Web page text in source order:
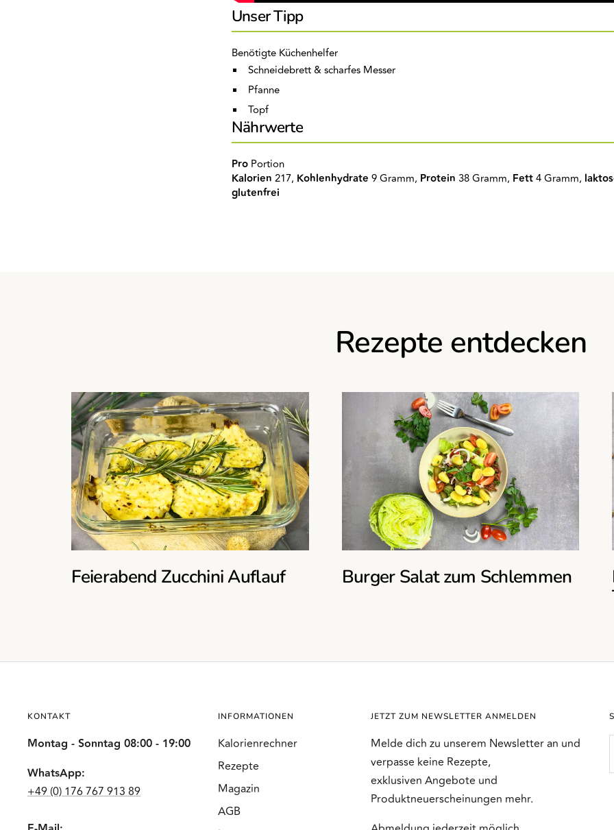
Unser Tipp
Benötigte Küchenhelfer
Schneidebrett & scharfes Messer
Pfanne
Topf
Nährwerte
Pro Portion
Kalorien 217, Kohlenhydrate 9 Gramm, Protein 38 Gramm, Fett4 Gramm,
glutenfrei
Rezepte entdecken
Feierabend Zucchini Auflauf Burger Salat zum Schlemmen
KONTAKT
Montag - Sonntag 08:00 - 19:00
WhatsApp:
+49 (0) 176 767 913 89
INFORMATIONEN
Kalorienrechner
Rezepte
Magazin
AGB
JETZT ZUM NEWSLETTER ANMELDEN
Melde dich zu unserem Newsletter an und
verpasse keine Rezepte,
exklusiven Angebote und
Produktneuerscheinungen mehr.